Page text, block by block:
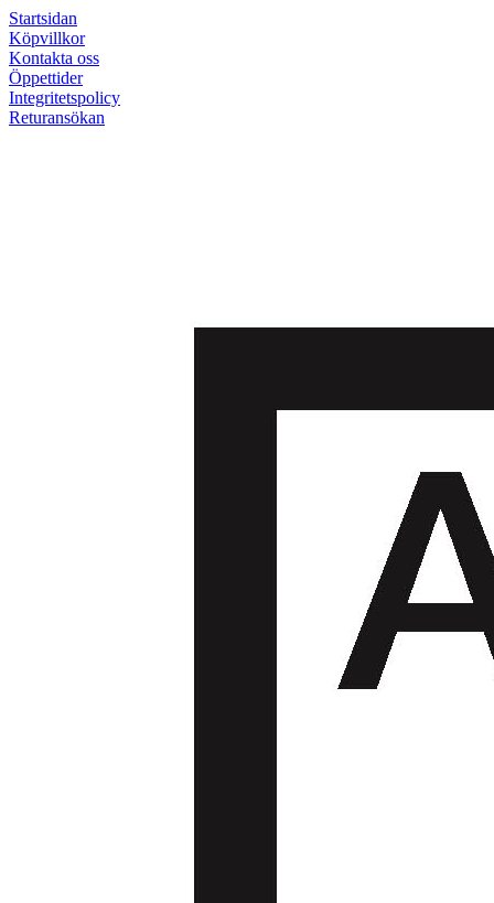
Startsidan
Köpvillkor
Kontakta oss
Öppettider
Integritetspolicy
Returansökan